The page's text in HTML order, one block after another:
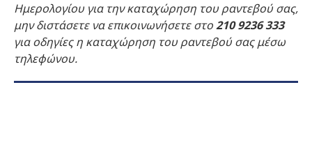
Ημερολογίου για την καταχώρηση του ραντεβού σας,
μην διστάσετε να επικοινωνήσετε στο210 9236 333
για οδηγίες η καταχώρηση του ραντεβού σας μέσω
τηλεφώνου.